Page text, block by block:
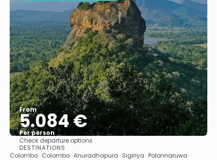
From
5.084 €
Per person
Check departure options
DESTINATIONS
Colombo · Colombo · Anuradhapura · Sigiriya · Polonnaruwa ·